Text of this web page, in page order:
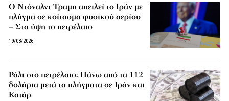
Ο Ντόναλντ Τραμπ απειλεί το Ιράν με
πλήγμα σε κοίτασμα φυσικού αερίου
– Στα ύψη το πετρέλαιο
19/03/2026
Ράλι στο πετρέλαιο: Πάνω από τα 112
δολάρια μετά τα πλήγματα σε Ιράν και
Κατάρ